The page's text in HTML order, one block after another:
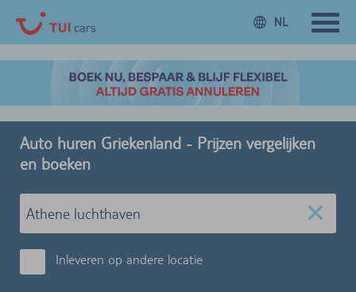
NL
Auto huren Griekenland - Prijzen vergelijken
en boeken
Inleveren op andere locatie